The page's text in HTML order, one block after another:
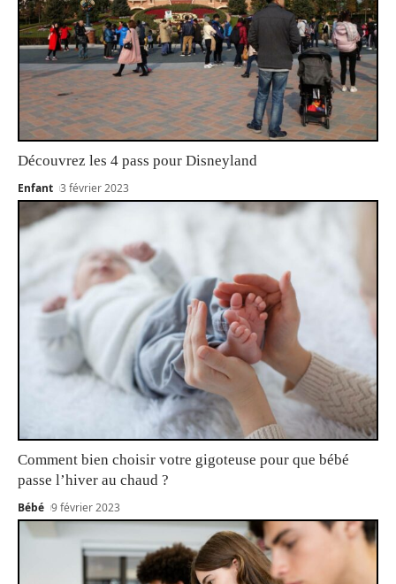
Découvrez les 4 pass pour Disneyland
Enfant 3 février 2023
Comment bien choisir votre gigoteuse pour que bébé
passe l’hiver au chaud ?
Bébé 9 février 2023